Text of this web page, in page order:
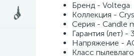
Бренд - Voltega
Коллекция -
Серия - Candle
Гарантия (лет) - 3
Напряжение -
Класс